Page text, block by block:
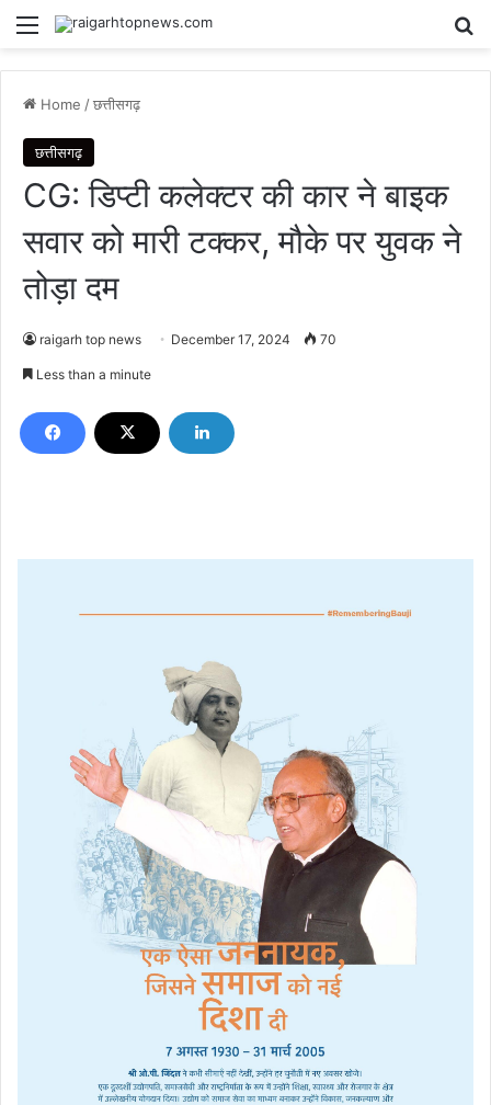
Menu
Home /छत्तीसगढ़
छत्तीसगढ़
CG: डिप्टी कलेक्टर की कार ने बाइक
सवार को मारी टक्कर, मौके पर युवक ने
तोड़ा दम
raigarh top news December 17, 2024 70
Less than a minute